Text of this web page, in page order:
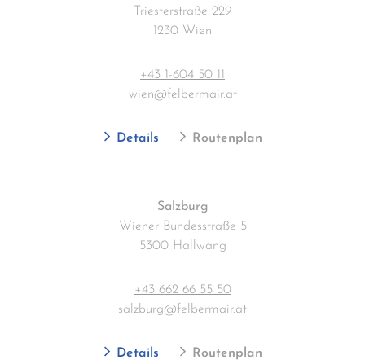
Triesterstraße 229
1230 Wien
+43 1-604 50 11
wien@felbermair.at
Details Routenplan
Salzburg
Wiener Bundesstraße 5
5300 Hallwang
+43 662 66 55 50
salzburg@felbermair.at
Details Routenplan